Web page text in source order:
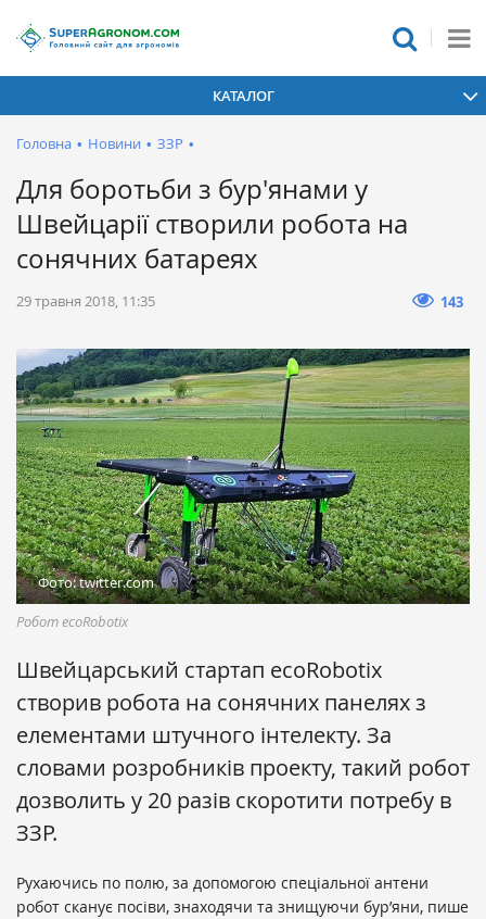
КАТАЛОГ
Головна • Новини • ЗЗР •
Для боротьби з бур'янами у
Швейцарії створили робота на
сонячних батареях
29 травня 2018, 11:35 143
Фото: twitter.com
Робот ecoRobotix
Швейцарський стартап ecoRobotix
створив робота на сонячних панелях з
елементами штучного інтелекту. За
словами розробників проекту, такий робот
дозволить у 20 разів скоротити потребу в
ЗЗР.
Рухаючись по полю, за допомогою спеціальної антени
робот сканує посіви, знаходячи та знищуючи бур’яни, пише